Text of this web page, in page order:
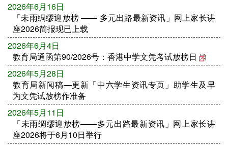
2026年6月16日
「未雨绸缪迎放榜 —— 多元出路最新资讯」网上家长讲
座2026简报现已上载
2026年6月4日
教育局通函第90/2026号：香港中学文凭考试放榜日
2026年5月28日
教育局新闻稿—更新「中六学生资讯专页」助学生及早
为文凭试放榜作准备
2026年5月11日
「未雨绸缪迎放榜——多元出路最新资讯」网上家长讲
座2026将于6月10日举行